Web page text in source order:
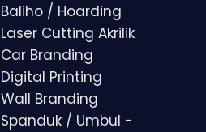
Baliho / Hoarding
Laser Cutting Akrilik
Car Branding
Digital Printing
Wall Branding
Spanduk / Umbul -